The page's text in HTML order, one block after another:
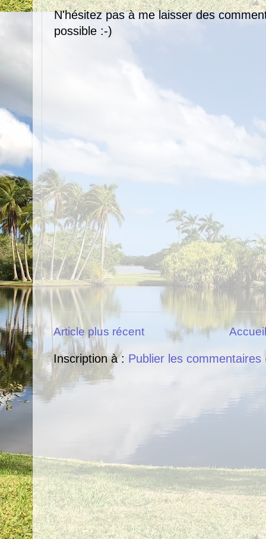
N'hésitez pas à me laisser des
possible :-)
Article plus récent
Inscription à : Publier les commentaires